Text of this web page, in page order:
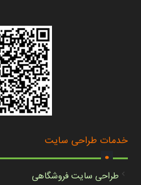
خدمات طراحی سایت
.
طراحی سایت فروشگاهی